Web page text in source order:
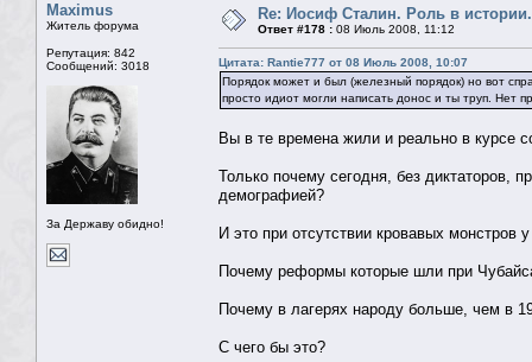
Maximus
Житель форума
Репутация: 842
Сообщений: 3018
За Державу обидно!
Re: Иосиф Сталин. Роль в истории.
Ответ #178 : 08 Июль 2008, 11:12
Цитата: Rantie777 от 08 Июль 2008, 10:07
Порядок может и был (железный порядок) но вот
просто идиот могли написать донос и ты труп. Нет
Вы в те времена жили и реально в курсе
Только почему сегодня, без диктаторов,
демографией?
И это при отсутствии кровавых монстров
Почему реформы которые шли при
Почему в лагерях народу больше, чем в
С чего бы это?